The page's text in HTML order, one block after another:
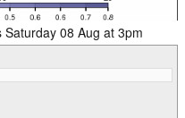
08 Aug at 3pm